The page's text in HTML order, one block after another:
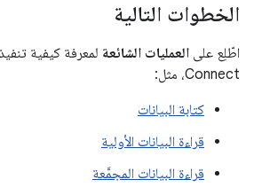
الخطوات التالية
اطّلِع على العمليات الشائعة
Connect، مثل:
كتابة البيانات
قراءة البيانات الأولية
قراءة البيانات المجمَّعة